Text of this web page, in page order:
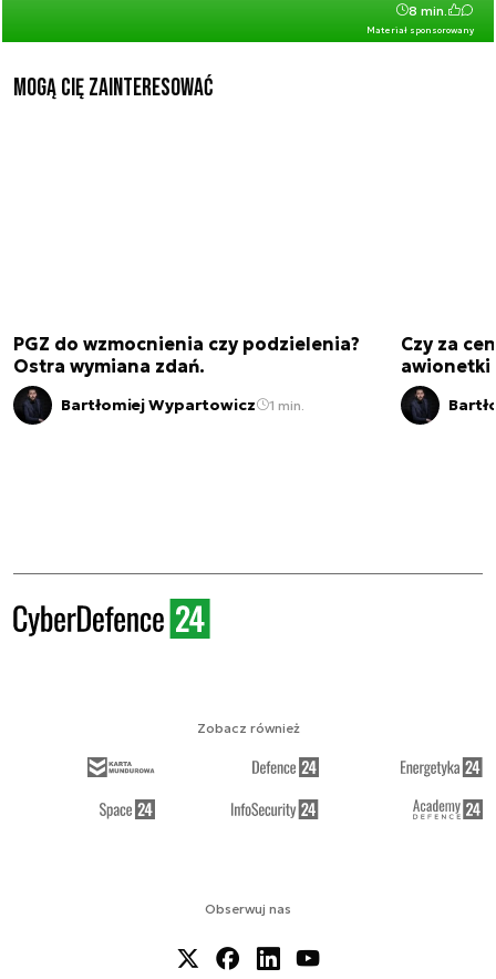
Materiał sponsorowany
8 min.
Mogą Cię zainteresować
PGZ do wzmocnienia czy podzielenia?
Ostra wymiana zdań.
Bartłomiej Wypartowicz 1 min.
Czy za
awionetki
Obserwuj nas
Zobacz również